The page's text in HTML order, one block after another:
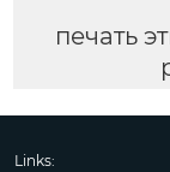
печать
Links: